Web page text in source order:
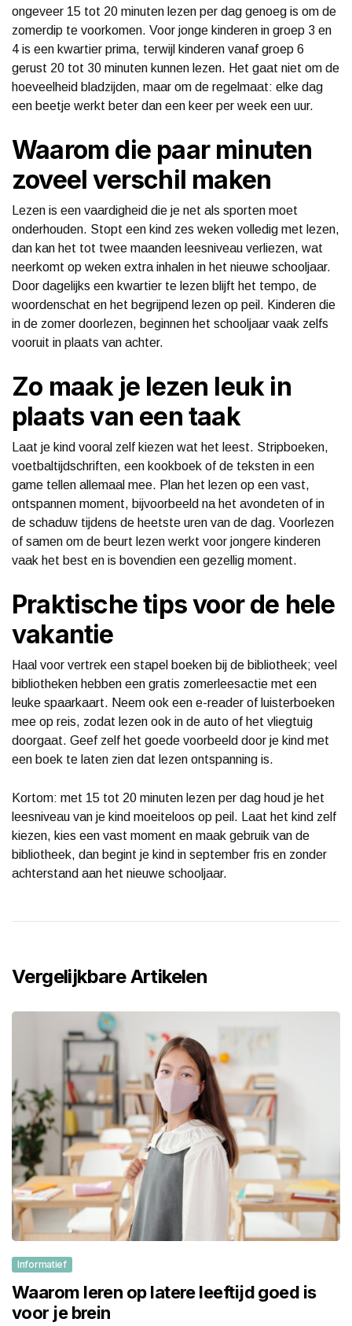
ongeveer 15 tot 20 minuten lezen per dag genoeg is om de
zomerdip te voorkomen. Voor jonge kinderen in groep 3 en
4 is een kwartier prima, terwijl kinderen vanaf groep 6
gerust 20 tot 30 minuten kunnen lezen. Het gaat niet om de
hoeveelheid bladzijden, maar om de regelmaat: elke dag
een beetje werkt beter dan een keer per week een uur.
Waarom die paar minuten
zoveel verschil maken
Lezen is een vaardigheid die je net als sporten moet
onderhouden. Stopt een kind zes weken volledig met lezen,
dan kan het tot twee maanden leesniveau verliezen, wat
neerkomt op weken extra inhalen in het nieuwe schooljaar.
Door dagelijks een kwartier te lezen blijft het tempo, de
woordenschat en het begrijpend lezen op peil. Kinderen die
in de zomer doorlezen, beginnen het schooljaar vaak zelfs
vooruit in plaats van achter.
Zo maak je lezen leuk in
plaats van een taak
Laat je kind vooral zelf kiezen wat het leest. Stripboeken,
voetbaltijdschriften, een kookboek of de teksten in een
game tellen allemaal mee. Plan het lezen op een vast,
ontspannen moment, bijvoorbeeld na het avondeten of in
de schaduw tijdens de heetste uren van de dag. Voorlezen
of samen om de beurt lezen werkt voor jongere kinderen
vaak het best en is bovendien een gezellig moment.
Praktische tips voor de hele
vakantie
Haal voor vertrek een stapel boeken bij de bibliotheek; veel
bibliotheken hebben een gratis zomerleesactie met een
leuke spaarkaart. Neem ook een e-reader of luisterboeken
mee op reis, zodat lezen ook in de auto of het vliegtuig
doorgaat. Geef zelf het goede voorbeeld door je kind met
een boek te laten zien dat lezen ontspanning is.
Kortom: met 15 tot 20 minuten lezen per dag houd je het
leesniveau van je kind moeiteloos op peil. Laat het kind zelf
kiezen, kies een vast moment en maak gebruik van de
bibliotheek, dan begint je kind in september fris en zonder
achterstand aan het nieuwe schooljaar.
Vergelijkbare Artikelen
Informatief
Waarom leren op latere leeftijd goed is
voor je brein